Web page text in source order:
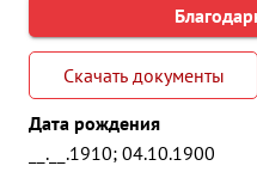
Скачать документы
Дата рождения
__.__.1910; 04.10.1900